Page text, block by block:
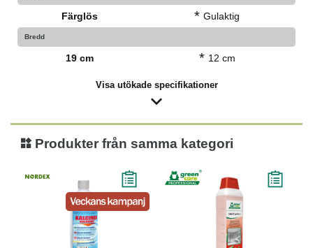
Färglös * Gulaktig
Bredd
19 cm * 12 cm
Visa utökade specifikationer
Produkter från samma kategori